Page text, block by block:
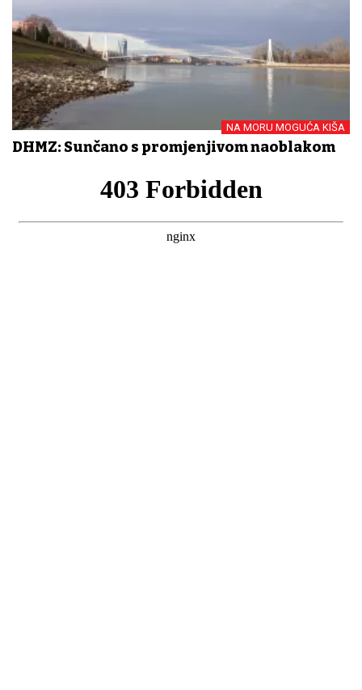
NA MORU MOGUĆA KIŠA
DHMZ: Sunčano s promjenjivom naoblakom